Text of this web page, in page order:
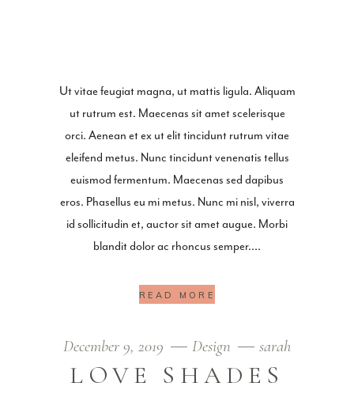
Ut vitae feugiat magna, ut mattis ligula. Aliquam
ut rutrum est. Maecenas sit amet scelerisque
orci. Aenean et ex ut elit tincidunt rutrum vitae
eleifend metus. Nunc tincidunt venenatis tellus
euismod fermentum. Maecenas sed dapibus
eros. Phasellus eu mi metus. Nunc mi nisl, viverra
id sollicitudin et, auctor sit amet augue. Morbi
blandit dolor ac rhoncus semper.
READ MORE
December 9, 2019 Design sarah
LOVE SHADES